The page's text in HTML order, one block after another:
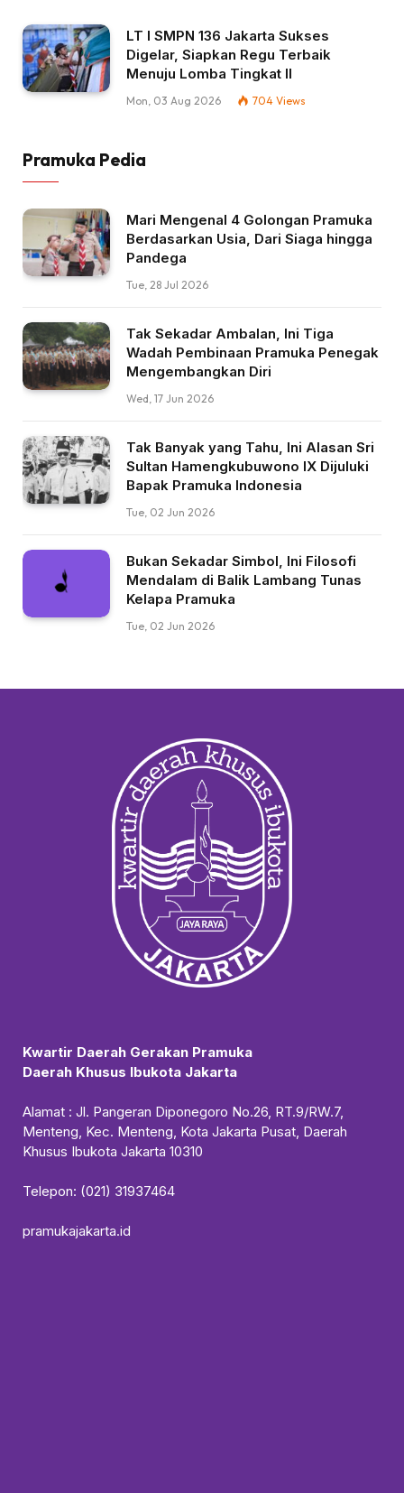
LT I SMPN 136 Jakarta Sukses
Digelar, Siapkan Regu Terbaik
Menuju Lomba Tingkat II
Mon, 03 Aug 2026 704 Views
Pramuka Pedia
Mari Mengenal 4 Golongan Pramuka
Berdasarkan Usia, Dari Siaga hingga
Pandega
Tue, 28 Jul 2026
Tak Sekadar Ambalan, Ini Tiga
Wadah Pembinaan Pramuka Penegak
Mengembangkan Diri
Wed, 17 Jun 2026
Tak Banyak yang Tahu, Ini Alasan Sri
Sultan Hamengkubuwono IX Dijuluki
Bapak Pramuka Indonesia
Tue, 02 Jun 2026
Bukan Sekadar Simbol, Ini Filosofi
Mendalam di Balik Lambang Tunas
Kelapa Pramuka
Tue, 02 Jun 2026
Kwartir Daerah Gerakan Pramuka
Daerah Khusus Ibukota Jakarta
Alamat : Jl. Pangeran Diponegoro No.26, RT.9/RW.7,
Menteng, Kec. Menteng, Kota Jakarta Pusat, Daerah
Khusus Ibukota Jakarta 10310
Telepon: (021) 31937464
pramukajakarta.id